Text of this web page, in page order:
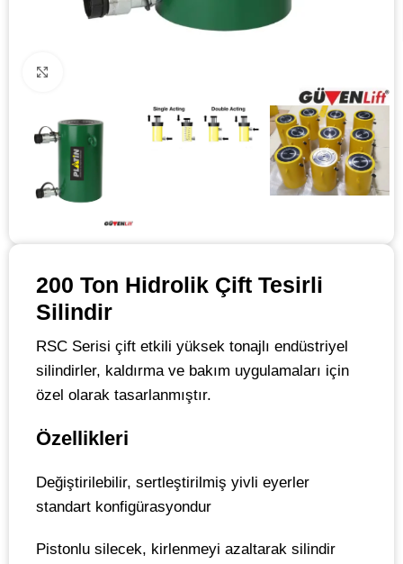
200 Ton Hidrolik Çift Tesirli
Silindir
RSC Serisi çift etkili yüksek tonajlı endüstriyel
silindirler, kaldırma ve bakım uygulamaları için
özel olarak tasarlanmıştır.
Özellikleri
Değiştirilebilir, sertleştirilmiş yivli eyerler
standart konfigürasyondur
Pistonlu silecek, kirlenmeyi azaltarak silindir